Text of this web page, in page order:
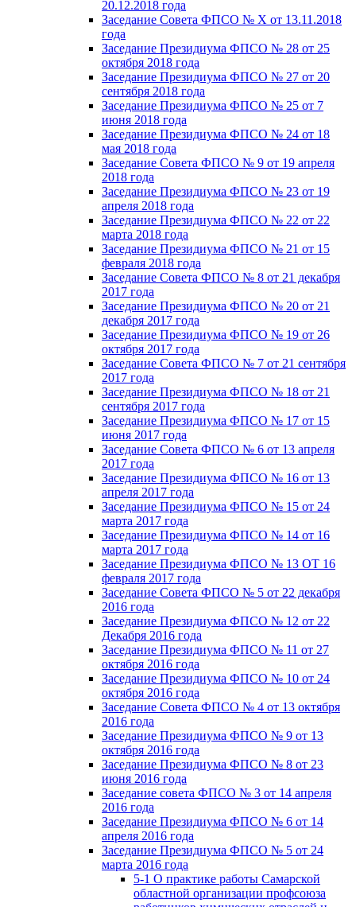
20.12.2018 года
Заседание Совета ФПСО № X от 13.11.2018
года
Заседание Президиума ФПСО № 28 от 25
октября 2018 года
Заседание Президиума ФПСО № 27 от 20
сентября 2018 года
Заседание Президиума ФПСО № 25 от 7
июня 2018 года
Заседание Президиума ФПСО № 24 от 18
мая 2018 года
Заседание Совета ФПСО № 9 от 19 апреля
2018 года
Заседание Президиума ФПСО № 23 от 19
апреля 2018 года
Заседание Президиума ФПСО № 22 от 22
марта 2018 года
Заседание Президиума ФПСО № 21 от 15
февраля 2018 года
Заседание Совета ФПСО № 8 от 21 декабря
2017 года
Заседание Президиума ФПСО № 20 от 21
декабря 2017 года
Заседание Президиума ФПСО № 19 от 26
октября 2017 года
Заседание Совета ФПСО № 7 от 21 сентября
2017 года
Заседание Президиума ФПСО № 18 от 21
сентября 2017 года
Заседание Президиума ФПСО № 17 от 15
июня 2017 года
Заседание Совета ФПСО № 6 от 13 апреля
2017 года
Заседание Президиума ФПСО № 16 от 13
апреля 2017 года
Заседание Президиума ФПСО № 15 от 24
марта 2017 года
Заседание Президиума ФПСО № 14 от 16
марта 2017 года
Заседание Президиума ФПСО № 13 ОТ 16
февраля 2017 года
Заседание Совета ФПСО № 5 от 22 декабря
2016 года
Заседание Президиума ФПСО № 12 от 22
Декабря 2016 года
Заседание Президиума ФПСО № 11 от 27
октября 2016 года
Заседание Президиума ФПСО № 10 от 24
октября 2016 года
Заседание Совета ФПСО № 4 от 13 октября
2016 года
Заседание Президиума ФПСО № 9 от 13
октября 2016 года
Заседание Президиума ФПСО № 8 от 23
июня 2016 года
Заседание совета ФПСО № 3 от 14 апреля
2016 года
Заседание Президиума ФПСО № 6 от 14
апреля 2016 года
Заседание Президиума ФПСО № 5 от 24
марта 2016 года
5-1 О практике работы Самарской
областной организации профсоюза